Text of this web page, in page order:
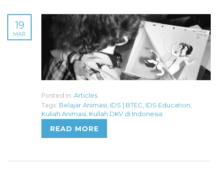
19
MAR
Posted in: Articles
Tags: Belajar Animasi IDS | BTEC IDS Education
Kuliah Animasi Kuliah DKV di Indonesia
READ MORE